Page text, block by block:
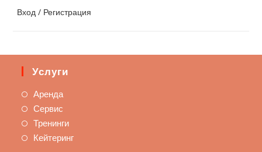
Вход / Регистрация
Услуги
Аренда
Сервис
Тренинги
Кейтеринг